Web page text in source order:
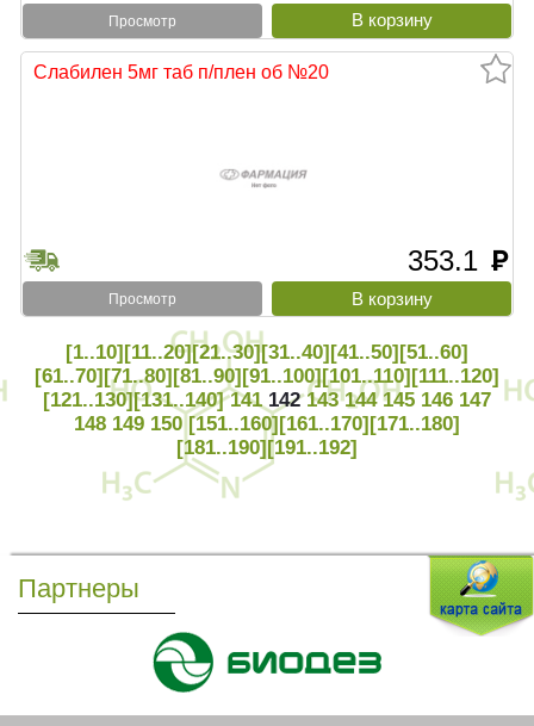
Просмотр
Слабилен 5мг таб п/плен об №20
353.1 руб
Просмотр
[1..10] [11..20][21..30][31..40] [41..50] [51..60]
[61..70] [71..80] [81..90] [91..100][101..110] [111..120]
[121..130][131..140] 141 142 143 144 145 146 147
148 149 150 [151..160] [161..170] [171..180]
[181..190] [191..192]
Партнеры